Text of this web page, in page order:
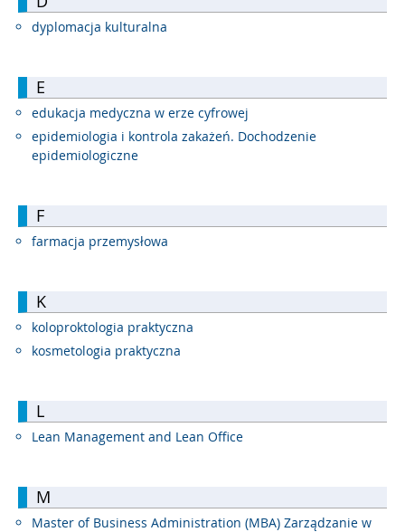
dyplomacja kulturalna
E
edukacja medyczna w erze cyfrowej
epidemiologia i kontrola zakażeń. Dochodzenie
epidemiologiczne
F
farmacja przemysłowa
K
koloproktologia praktyczna
kosmetologia praktyczna
L
Lean Management and Lean Office
M
Master of Business Administration (MBA) Zarządzanie w